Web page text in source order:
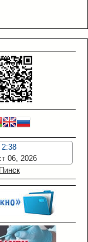
2:38
06, 2026
Пинск